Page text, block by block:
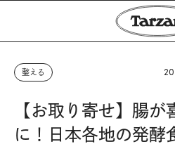
整える
【お取り寄せ】腸
に！日本各地の発酵